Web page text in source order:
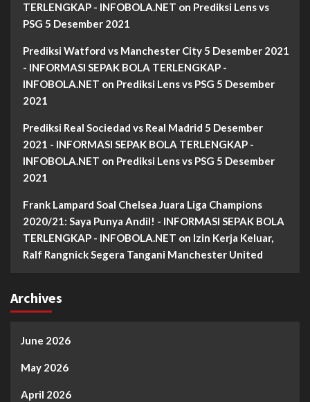
TERLENGKAP - INFOBOLA.NET on Prediksi Lens vs
PSG 5 Desember 2021
Prediksi Watford vs Manchester City 5 Desember 2021
- INFORMASI SEPAK BOLA TERLENGKAP -
INFOBOLA.NET on Prediksi Lens vs PSG 5 Desember
2021
Prediksi Real Sociedad vs Real Madrid 5 Desember
2021 - INFORMASI SEPAK BOLA TERLENGKAP -
INFOBOLA.NET on Prediksi Lens vs PSG 5 Desember
2021
Frank Lampard Soal Chelsea Juara Liga Champions
2020/21: Saya Punya Andil! - INFORMASI SEPAK BOLA
TERLENGKAP - INFOBOLA.NET on Izin Kerja Keluar,
Ralf Rangnick Segera Tangani Manchester United
Archives
June 2026
May 2026
April 2026